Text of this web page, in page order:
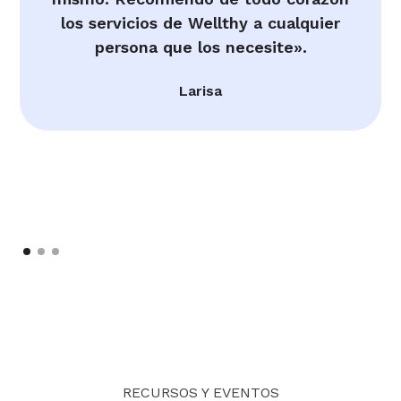
los servicios de Wellthy a cualquier
persona que los necesite».
Larisa
RECURSOS Y EVENTOS